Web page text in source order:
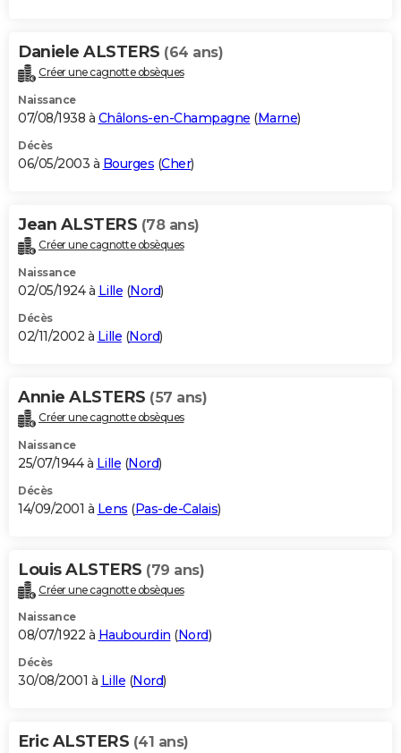
Daniele ALSTERS (64 ans)
Créer une cagnotte obsèques
Naissance
07/08/1938 à Châlons-en-Champagne (Marne)
Décès
06/05/2003 à Bourges (Cher)
Jean ALSTERS (78 ans)
Créer une cagnotte obsèques
Naissance
02/05/1924 à Lille (Nord)
Décès
02/11/2002 à Lille (Nord)
Annie ALSTERS (57 ans)
Créer une cagnotte obsèques
Naissance
25/07/1944 à Lille (Nord)
Décès
14/09/2001 à Lens (Pas-de-Calais)
Louis ALSTERS (79 ans)
Créer une cagnotte obsèques
Naissance
08/07/1922 à Haubourdin (Nord)
Décès
30/08/2001 à Lille (Nord)
Eric ALSTERS (41 ans)